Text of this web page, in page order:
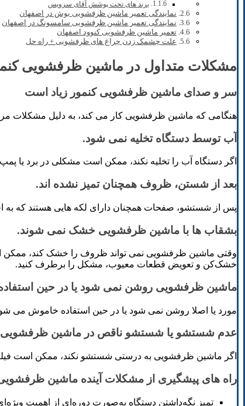
برند های تحت پوشش آقای سرویس
نمایندگی تعمیر ماشین ظرفشویی بوش در اصفهان
نمایندگی تعمیر ماشین ظرفشویی سامسونگ در اصفهان
تعمیر ماشین ظرفشویی کنوود اصفهان
علت چشمک زدن چراغ های ظرفشویی + راه حل
مشکلات متداول در ماشین ظرفشویی
سر و صدای ماشین ظرفشویی کنمور زیاد است
هنگامی که ماشین ظرفشویی کار می کند، به دلیل مشکلات
آب توسط دستگاه تخلیه نمی شود.
اگر دستگاه آب را تخلیه نکند، ممکن است مشکلی در برد یا
بعد از شستن، ظروف همچنان تمیز نشده اند.
پس از شستشو، صفحات همچنان دارای لکه هایی هستند که به
بشقاب ها با ماشین ظرفشویی خشک نمی شوند.
وقتی ماشین ظرفشویی نمی تواند ظروف را خشک کند، ممکن
خشک‌کن و تعویض قطعات معیوب، مشکل را برطرف کنید.
ماشین ظرفشویی روشن نمی شود یا در حین
مورد یا اصلا روشن نمی شود یا در حین استفاده خاموش می
عدم شستشو یا شستشو ناقص در ماشین ظرفشویی
اگر ماشین ظرفشویی به درستی شستشو نکند، ممکن است
راه های پیشگیری از مشکلات آینده ماشین
تمیز نگه‌داشتن دستگاه به‌صورت دوره‌ای از اهمیت